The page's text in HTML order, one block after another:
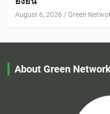
August 6, 2026 Green
About Green